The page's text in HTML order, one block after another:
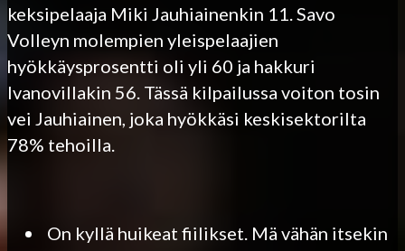
keksipelaaja Miki Jauhiainenkin 11. Savo
Volleyn molempien yleispelaajien
hyökkäysprosentti oli yli 60 ja hakkuri
Ivanovillakin 56. Tässä kilpailussa voiton tosin
vei Jauhiainen, joka hyökkäsi keskisektorilta
78% tehoilla.
On kyllä huikeat fiilikset. Mä vähän itsekin